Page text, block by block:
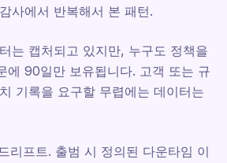
사에서 반복해서 본 패턴.
는 캡처되고 있지만, 누구도 정책을
에 90일만 보유됩니다. 고객 또는 규
기록을 요구할 무렵에는 데이터는
리프트. 출범 시 정의된 다운타임 이